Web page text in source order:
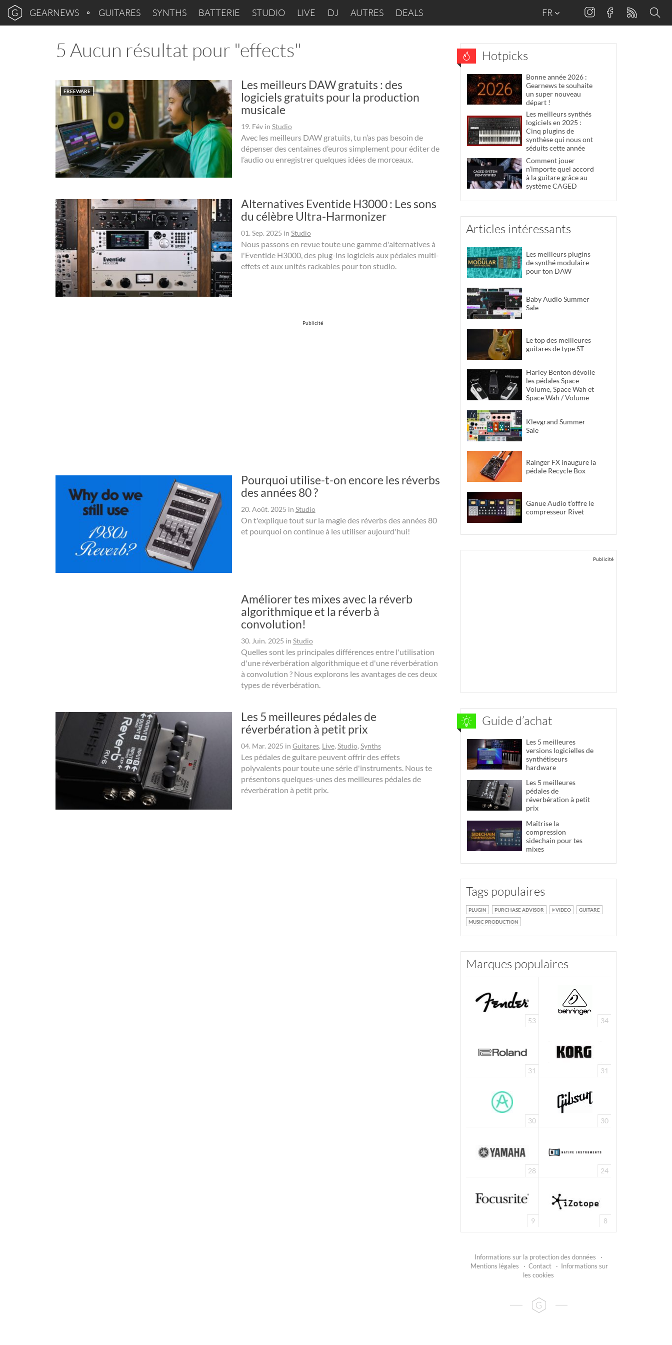
GEARNEWS GUITARES SYNTHS BATTERIE STUDIO LIVE DJ AUTRES DEALS FR
5 Aucun résultat pour "effects"
FREEWARE
Les meilleurs DAW gratuits : des
logiciels gratuits pour la production
musicale
19. Févin Studio
Avec les meilleurs DAW gratuits, tu n’as pas besoin de
dépenser des centaines d’euros simplement pour éditer de
l’audio ou enregistrer quelques idées de morceaux.
Alternatives Eventide H3000 : Les sons
du célèbre Ultra-Harmonizer
01. Sep. 2025 in Studio
Nous passons en revue toute une gamme d'alternatives à
l'Eventide H3000, des plug-ins logiciels aux pédales multi-
effets et aux unités rackables pour ton studio.
Publicité
Pourquoi utilise-t-on encore les réverbs
des années 80 ?
20. Août. 2025 in Studio
On t'explique tout sur la magie des réverbs des années 80
et pourquoi on continue à les utiliser aujourd'hui!
Améliorer tes mixes avec la réverb
algorithmique et la réverb à
convolution!
30. Juin. 2025 in Studio
Quelles sont les principales différences entre l'utilisation
d'une réverbération algorithmique et d'une réverbération
à convolution ? Nous explorons les avantages de ces deux
types de réverbération.
Les 5 meilleures pédales de
réverbération à petit prix
04. Mar. 2025 in Guitares, Live, Studio, Synths
Les pédales de guitare peuvent offrir des effets
polyvalents pour toute une série d'instruments. Nous te
présentons quelques-unes des meilleures pédales de
réverbération à petit prix.
Hotpicks
Bonne année 2026 :
Gearnews te souhaite
un super nouveau
départ !
Les meilleurs synthés
logiciels en 2025 :
Cinq plugins de
synthèse qui nous ont
séduits cette année
Comment jouer
n’importe quel accord
à la guitare grâce au
système CAGED
Articles intéressants
Les meilleurs plugins
de synthé modulaire
pour ton DAW
Baby Audio Summer
Sale
Le top des meilleures
guitares de type ST
Harley Benton dévoile
les pédales Space
Volume, Space Wah et
Space Wah / Volume
Klevgrand Summer
Sale
Rainger FX inaugure la
pédale Recycle Box
Ganue Audio t’offre le
compresseur Rivet
Publicité
Guide d’achat
Les 5 meilleures
versions logicielles de
synthétiseurs
hardware
Les 5 meilleures
pédales de
réverbération à petit
prix
Maîtrise la
compression
sidechain pour tes
mixes
Tags populaires
PLUGIN PURCHASE ADVISOR VIDEO
GUITARE
MUSIC PRODUCTION
Marques populaires
53 34
31 31
30 30
28 24
9 8
Informations sur la protection des données
·
Mentions légales
· Contact · Informations sur
les cookies